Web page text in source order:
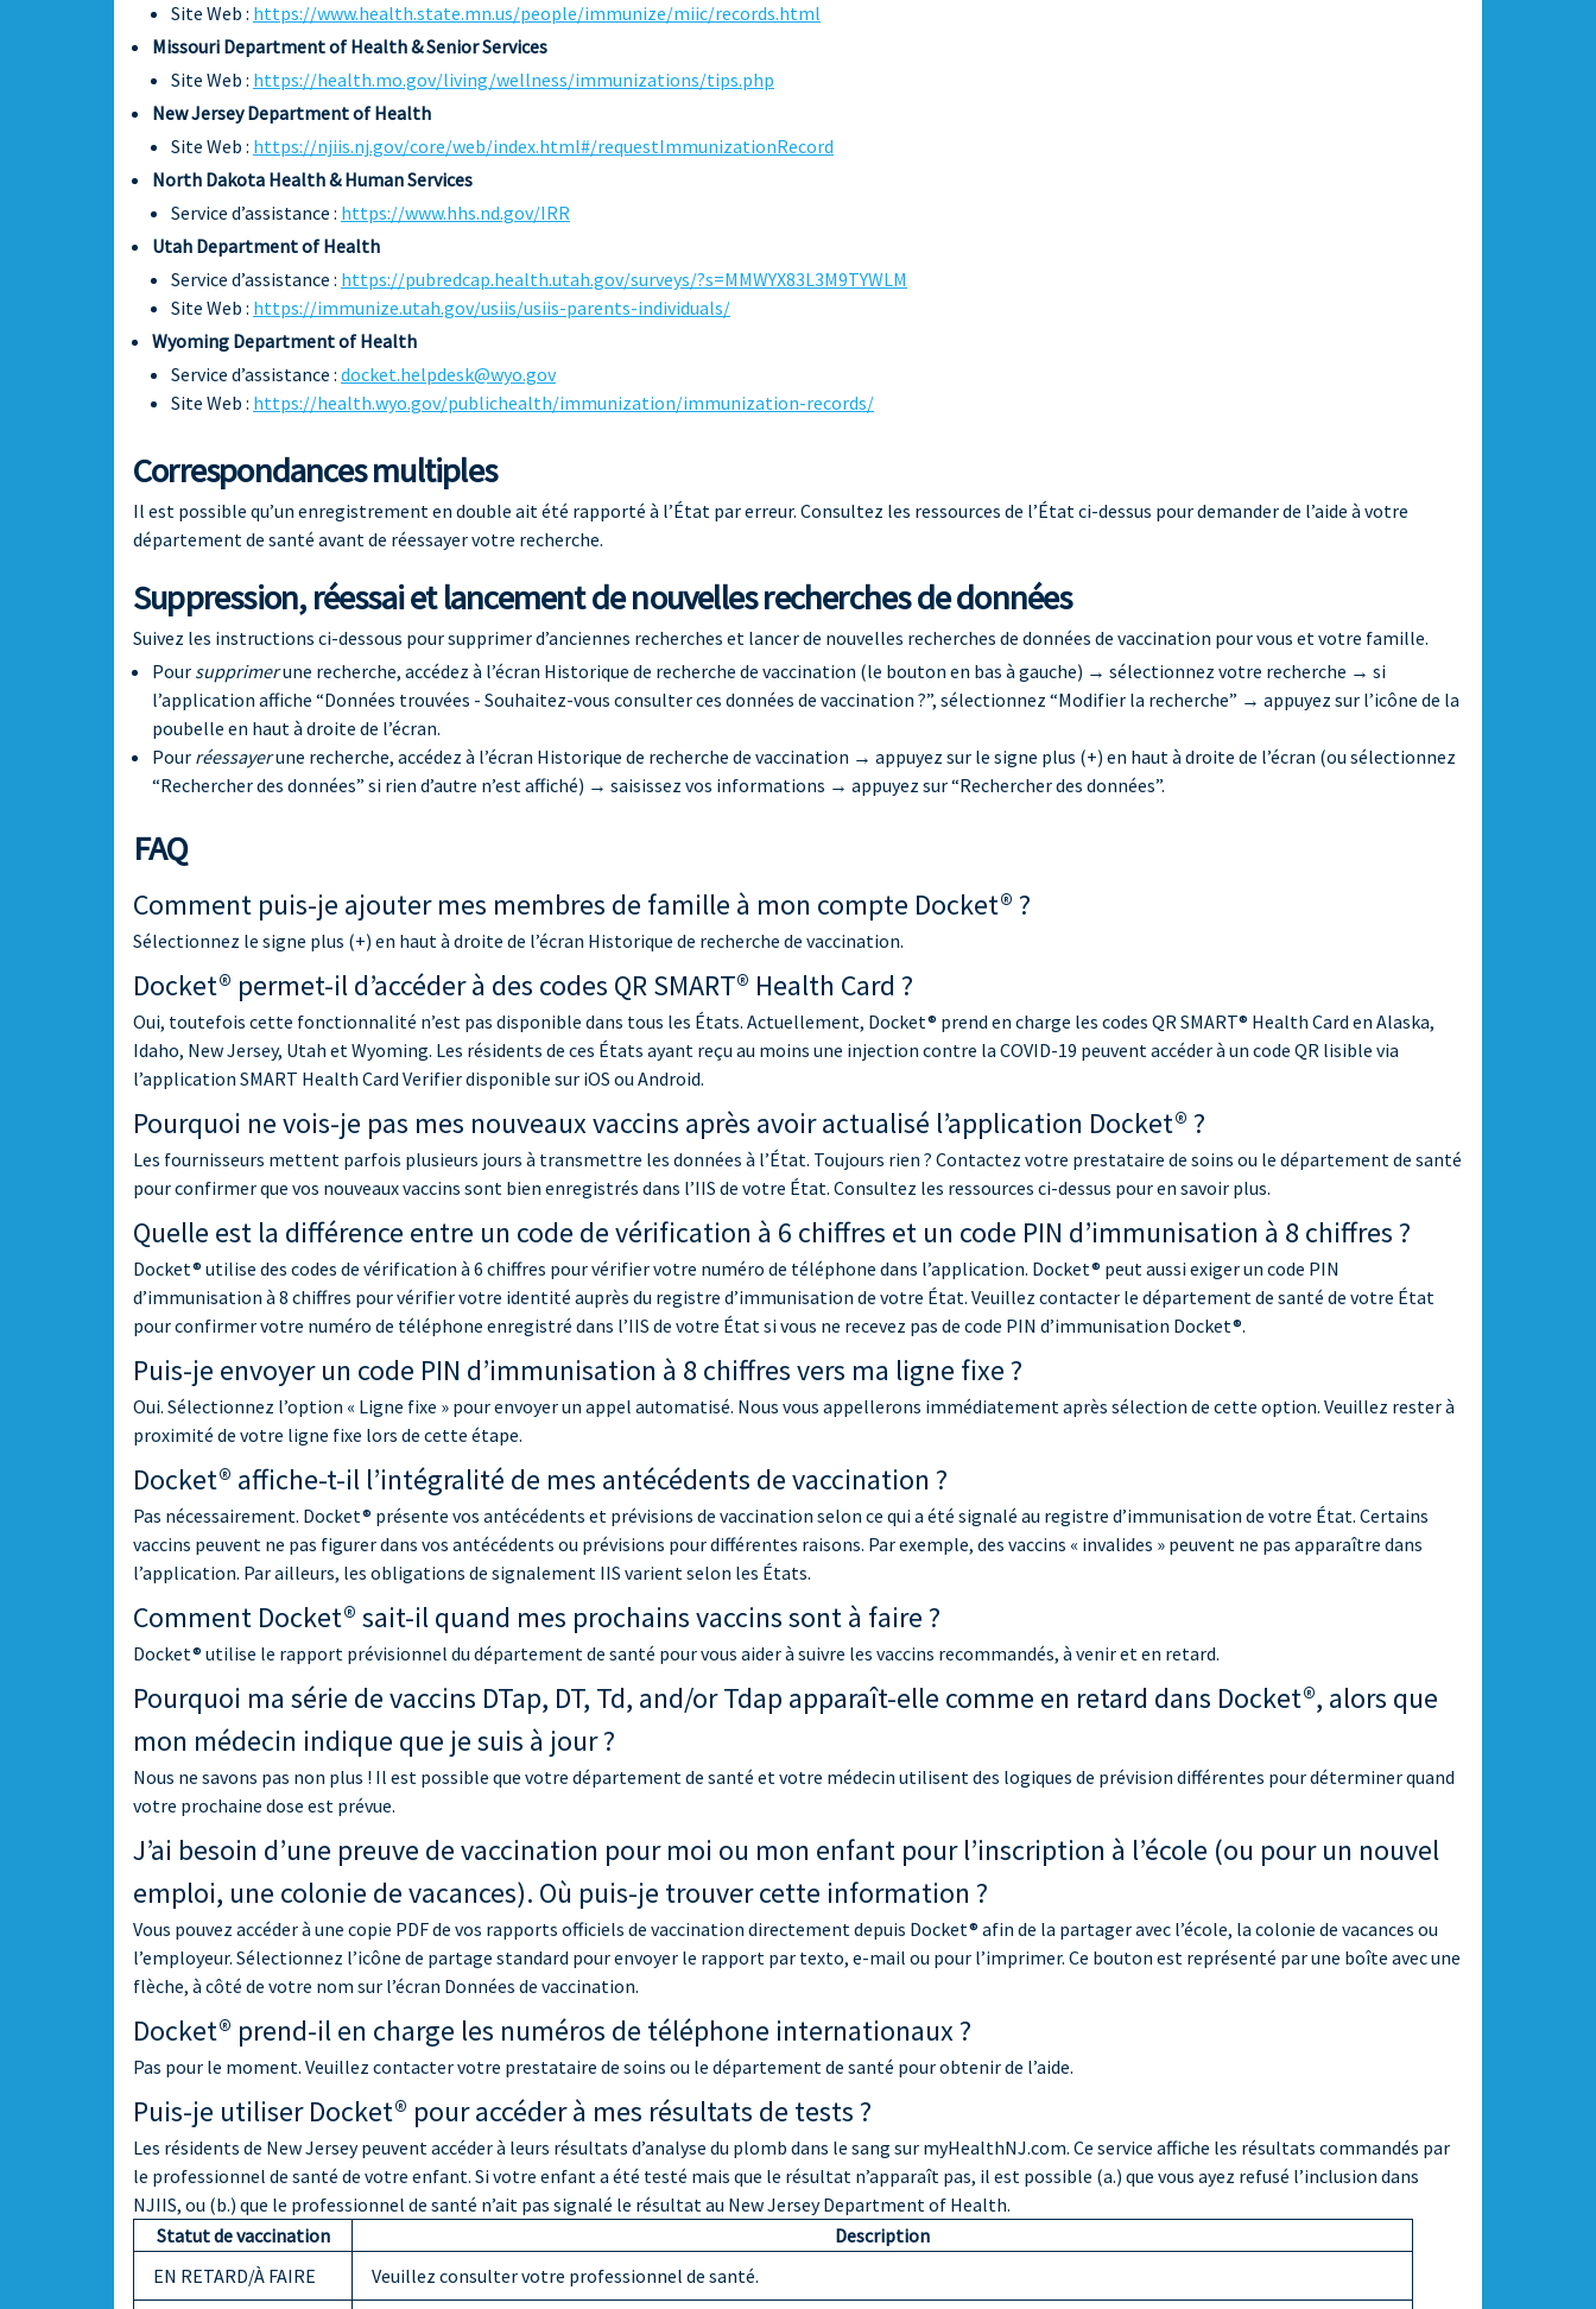
Site Web : https://www.health.state.mn.us/people/immunize/miic/records.html
Missouri Department of Health & Senior Services
Site Web : https://health.mo.gov/living/wellness/immunizations/tips.php
New Jersey Department of Health
Site Web : https://njiis.nj.gov/core/web/index.html#/requestImmunizationRecord
North Dakota Health & Human Services
Service d’assistance : https://www.hhs.nd.gov/IRR
Utah Department of Health
Service d’assistance : https://pubredcap.health.utah.gov/surveys/?s=MMWYX83L3M9TYWLM
Site Web : https://immunize.utah.gov/usiis/usiis-parents-individuals/
Wyoming Department of Health
Service d’assistance : docket.helpdesk@wyo.gov
Site Web : https://health.wyo.gov/publichealth/immunization/immunization-records/
Correspondances multiples
Il est possible qu’un enregistrement en double ait été rapporté à l’État par erreur. Consultez les ressources de l’État ci-dessus pour demander de l’aide à votre
département de santé avant de réessayer votre recherche.
Suppression, réessai et lancement de nouvelles recherches de données
Suivez les instructions ci-dessous pour supprimer d’anciennes recherches et lancer de nouvelles recherches de données de vaccination pour vous et votre famille.
Pour supprimerune recherche, accédez à l’écran Historique de recherche de vaccination (le bouton en bas à gauche) → sélectionnez votre recherche → si
l’application affiche “Données trouvées - Souhaitez-vous consulter ces données de vaccination ?”, sélectionnez “Modifier la recherche” → appuyez sur l’icône de la
poubelle en haut à droite de l’écran.
Pour réessayerune recherche, accédez à l’écran Historique de recherche de vaccination → appuyez sur le signe plus (+) en haut à droite de l’écran (ou sélectionnez
“Rechercher des données” si rien d’autre n’est affiché) → saisissez vos informations → appuyez sur “Rechercher des données”.
FAQ
Comment puis-je ajouter mes membres de famille à mon compte Docket® ?
Sélectionnez le signe plus (+) en haut à droite de l’écran Historique de recherche de vaccination.
Docket® permet-il d’accéder à des codes QR SMART® Health Card ?
Oui, toutefois cette fonctionnalité n’est pas disponible dans tous les États. Actuellement, Docket® prend en charge les codes QR SMART® Health Card en Alaska,
Idaho, New Jersey, Utah et Wyoming. Les résidents de ces États ayant reçu au moins une injection contre la COVID-19 peuvent accéder à un code QR lisible via
l’application SMART Health Card Verifier disponible sur iOS ou Android.
Pourquoi ne vois-je pas mes nouveaux vaccins après avoir actualisé l’application Docket® ?
Les fournisseurs mettent parfois plusieurs jours à transmettre les données à l’État. Toujours rien ? Contactez votre prestataire de soins ou le département de santé
pour confirmer que vos nouveaux vaccins sont bien enregistrés dans l’IIS de votre État. Consultez les ressources ci-dessus pour en savoir plus.
Quelle est la différence entre un code de vérification à 6 chiffres et un code PIN d’immunisation à 8 chiffres ?
Docket® utilise des codes de vérification à 6 chiffres pour vérifier votre numéro de téléphone dans l’application. Docket® peut aussi exiger un code PIN
d’immunisation à 8 chiffres pour vérifier votre identité auprès du registre d’immunisation de votre État. Veuillez contacter le département de santé de votre État
pour confirmer votre numéro de téléphone enregistré dans l’IIS de votre État si vous ne recevez pas de code PIN d’immunisation Docket®.
Puis-je envoyer un code PIN d’immunisation à 8 chiffres vers ma ligne fixe ?
Oui. Sélectionnez l’option « Ligne fixe » pour envoyer un appel automatisé. Nous vous appellerons immédiatement après sélection de cette option. Veuillez rester à
proximité de votre ligne fixe lors de cette étape.
Docket® affiche-t-il l’intégralité de mes antécédents de vaccination ?
Pas nécessairement. Docket® présente vos antécédents et prévisions de vaccination selon ce qui a été signalé au registre d’immunisation de votre État. Certains
vaccins peuvent ne pas figurer dans vos antécédents ou prévisions pour différentes raisons. Par exemple, des vaccins « invalides » peuvent ne pas apparaître dans
l’application. Par ailleurs, les obligations de signalement IIS varient selon les États.
Comment Docket® sait-il quand mes prochains vaccins sont à faire ?
Docket® utilise le rapport prévisionnel du département de santé pour vous aider à suivre les vaccins recommandés, à venir et en retard.
Pourquoi ma série de vaccins DTap, DT, Td, and/or Tdap apparaît-elle comme en retard dans Docket®, alors que
mon médecin indique que je suis à jour ?
Nous ne savons pas non plus ! Il est possible que votre département de santé et votre médecin utilisent des logiques de prévision différentes pour déterminer quand
votre prochaine dose est prévue.
J’ai besoin d’une preuve de vaccination pour moi ou mon enfant pour l’inscription à l’école (ou pour un nouvel
emploi, une colonie de vacances). Où puis-je trouver cette information ?
Vous pouvez accéder à une copie PDF de vos rapports officiels de vaccination directement depuis Docket® afin de la partager avec l’école, la colonie de vacances ou
l’employeur. Sélectionnez l’icône de partage standard pour envoyer le rapport par texto, e-mail ou pour l’imprimer. Ce bouton est représenté par une boîte avec une
flèche, à côté de votre nom sur l’écran Données de vaccination.
Docket® prend-il en charge les numéros de téléphone internationaux ?
Pas pour le moment. Veuillez contacter votre prestataire de soins ou le département de santé pour obtenir de l’aide.
Puis-je utiliser Docket® pour accéder à mes résultats de tests ?
Les résidents de New Jersey peuvent accéder à leurs résultats d’analyse du plomb dans le sang sur myHealthNJ.com. Ce service affiche les résultats commandés par
le professionnel de santé de votre enfant. Si votre enfant a été testé mais que le résultat n’apparaît pas, il est possible (a.) que vous ayez refusé l’inclusion dans
NJIIS, ou (b.) que le professionnel de santé n’ait pas signalé le résultat au New Jersey Department of Health.
Statut de vaccination
Description
EN RETARD/À FAIRE
Veuillez consulter votre professionnel de santé.